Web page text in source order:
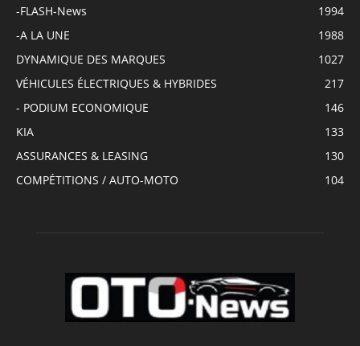
-FLASH-News
1994
-A LA UNE
1988
DYNAMIQUE DES MARQUES
1027
VÉHICULES ÉLECTRIQUES & HYBRIDES
217
- PODIUM ECONOMIQUE
146
KIA
133
ASSURANCES & LEASING
130
COMPÉTITIONS / AUTO-MOTO
104